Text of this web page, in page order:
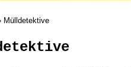
Mülldetektive